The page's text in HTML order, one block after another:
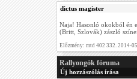
dictus magister
Naja! Hasonló okokból én
(Britt, Szlovák) zászló
Előzmény: mtd 402 332. 2014-
Rallyongók fóruma
Új hozzászólás írása